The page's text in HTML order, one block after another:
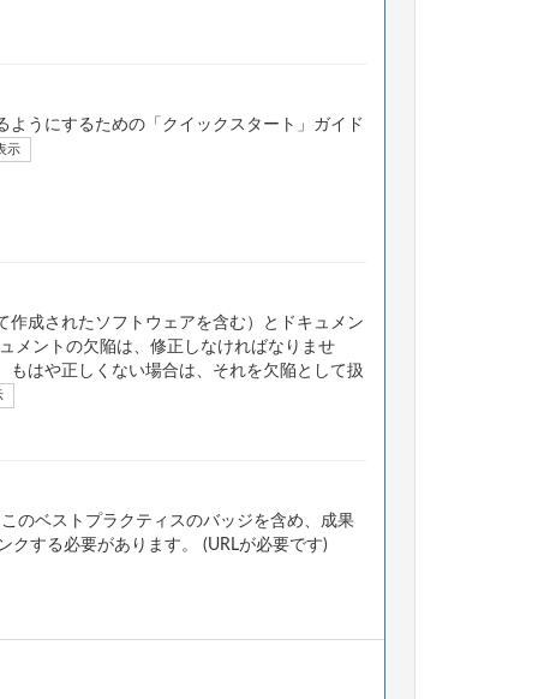
うにするための「クイックスタート」ガイド
示
成されたソフトウェアを含む）とドキュメン
メントの欠陥は、修正しなければなりませ
はや正しくない場合は、それを欠陥として扱
のベストプラクティスのバッジを含め、成果
する必要があります。 (URLが必要です)